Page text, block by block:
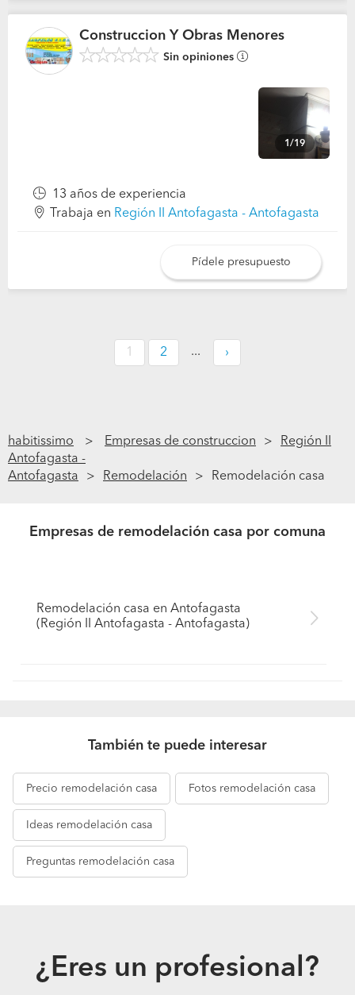
Construccion Y Obras Menores
Sin opiniones
1/19
13 años de experiencia
Trabaja en Región II Antofagasta - Antofagasta
Pídele presupuesto
1 2 ... ›
habitissimo Empresas de construccion
Región II
Antofagasta -
Antofagasta
Remodelación Remodelación casa
Empresas de remodelación casa por comuna
Remodelación casa en Antofagasta
(Región II Antofagasta - Antofagasta)
También te puede interesar
Precio remodelación casa Fotos remodelación casa
Ideas remodelación casa
Preguntas remodelación casa
¿Eres un profesional?